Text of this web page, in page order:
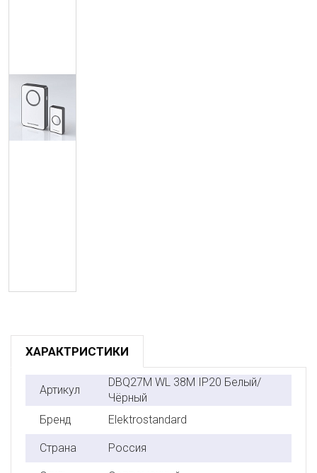
ХАРАКТРИСТИКИ
Артикул
DBQ27M WL 38M IP20 Белый/
Чёрный
Бренд
Elektrostandard
Страна Россия